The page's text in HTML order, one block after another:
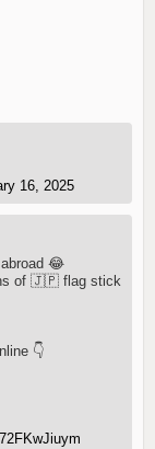
16, 2025
😂
of 🇯🇵 flag stick
👇